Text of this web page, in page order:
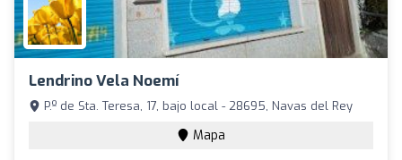
Lendrino Vela Noemí
P.º de Sta. Teresa, 17, bajo local - 28695, Navas del Rey
Mapa